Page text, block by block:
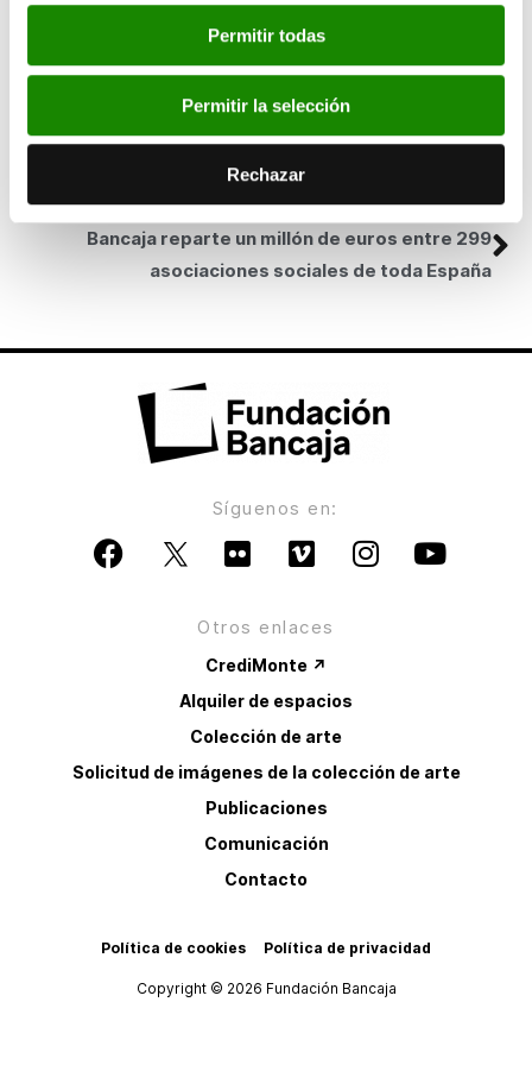
Permitir todas
Permitir la selección
Rechazar
éstos las ya existentes.
ANTERIOR
Bancaja reparte un millón de euros entre 299
asociaciones sociales de toda España
Bancaixa presenta en l’aeroport de Santander
una exposició dedicada a l’emigració espanyola
del segle XX
Síguenos en:
Otros enlaces
CrediMonte ↗
Alquiler de espacios
Colección de arte
Solicitud de imágenes de la colección de arte
Publicaciones
Comunicación
Contacto
Política de cookies Política de privacidad
Copyright © 2026 Fundación Bancaja